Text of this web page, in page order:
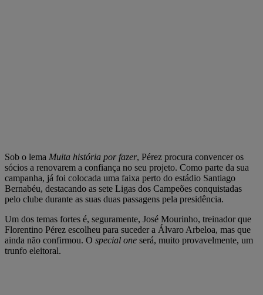
Sob o lema Muita história por fazer, Pérez procura convencer os
sócios a renovarem a confiança no seu projeto. Como parte da sua
campanha, já foi colocada uma faixa perto do estádio Santiago
Bernabéu, destacando as sete Ligas dos Campeões conquistadas
pelo clube durante as suas duas passagens pela presidência.
Um dos temas fortes é, seguramente, José Mourinho, treinador que
Florentino Pérez escolheu para suceder a Álvaro Arbeloa, mas que
ainda não confirmou. O special one será, muito provavelmente, um
trunfo eleitoral.